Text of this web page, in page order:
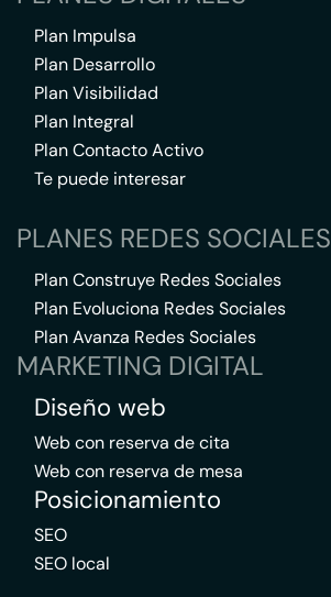
Plan Impulsa
Plan Desarrollo
Plan Visibilidad
Plan Integral
Plan Contacto Activo
Te puede interesar
PLANES REDES SOCIALES
Plan Construye Redes Sociales
Plan Evoluciona Redes Sociales
Plan Avanza Redes Sociales
MARKETING DIGITAL
Diseño web
Web con reserva de cita
Web con reserva de mesa
Posicionamiento
SEO
SEO local